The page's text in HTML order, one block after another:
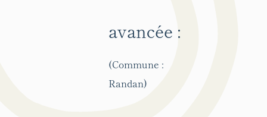
avancée :
(Commune :
Randan)